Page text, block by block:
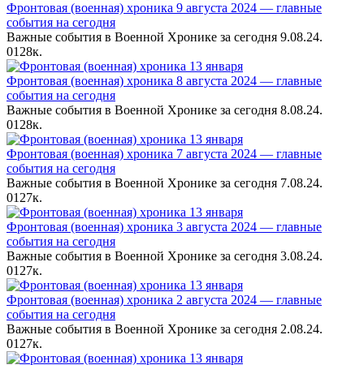
Фронтовая (военная) хроника 9 августа 2024 — главные
события на сегодня
Важные события в Военной Хронике за сегодня 9.08.24.
0128к.
Фронтовая (военная) хроника 8 августа 2024 — главные
события на сегодня
Важные события в Военной Хронике за сегодня 8.08.24.
0128к.
Фронтовая (военная) хроника 7 августа 2024 — главные
события на сегодня
Важные события в Военной Хронике за сегодня 7.08.24.
0127к.
Фронтовая (военная) хроника 3 августа 2024 — главные
события на сегодня
Важные события в Военной Хронике за сегодня 3.08.24.
0127к.
Фронтовая (военная) хроника 2 августа 2024 — главные
события на сегодня
Важные события в Военной Хронике за сегодня 2.08.24.
0127к.